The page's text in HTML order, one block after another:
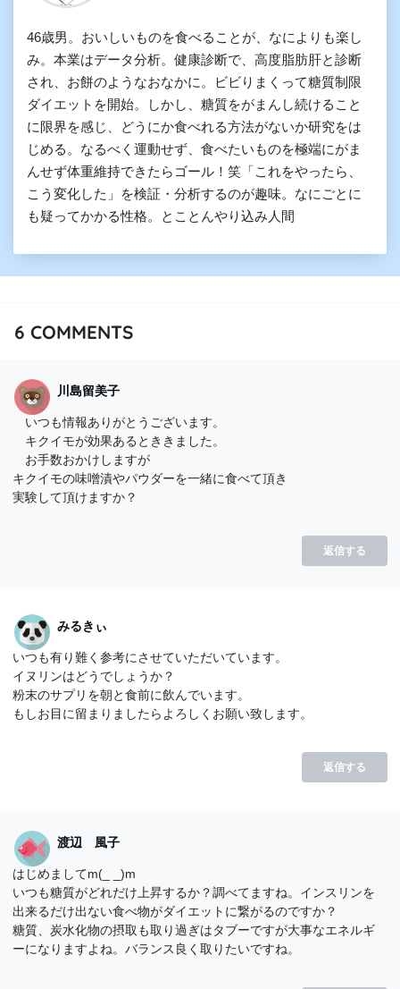
46歳男。おいしいものを食べることが、なによりも楽し
み。本業はデータ分析。健康診断で、高度脂肪肝と診断
され、お餅のようなおなかに。ビビりまくって糖質制限
ダイエットを開始。しかし、糖質をがまんし続けること
に限界を感じ、どうにか食べれる方法がないか研究をは
じめる。なるべく運動せず、食べたいものを極端にがま
んせず体重維持できたらゴール！笑「これをやったら、
こう変化した」を検証・分析するのが趣味。なにごとに
も疑ってかかる性格。とことんやり込み人間
6 COMMENTS
川島留美子
いつも情報ありがとうございます。
キクイモが効果あるとききました。
お手数おかけしますが
キクイモの味噌漬やパウダーを一緒に食べて頂き
実験して頂けますか？
返信する
みるきぃ
いつも有り難く参考にさせていただいています。
イヌリンはどうでしょうか？
粉末のサプリを朝と食前に飲んでいます。
もしお目に留まりましたらよろしくお願い致します。
返信する
渡辺 風子
はじめましてm(_ _)m
いつも糖質がどれだけ上昇するか？調べてますね。インスリンを
出来るだけ出ない食べ物がダイエットに繋がるのですか？
糖質、炭水化物の摂取も取り過ぎはタブーですが大事なエネルギ
ーになりますよね。バランス良く取りたいですね。